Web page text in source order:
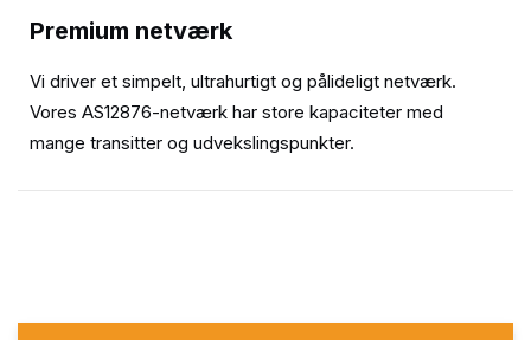
Premium netværk
Vi driver et simpelt, ultrahurtigt og pålideligt netværk.
Vores AS12876-netværk har store kapaciteter med
mange transitter og udvekslingspunkter.